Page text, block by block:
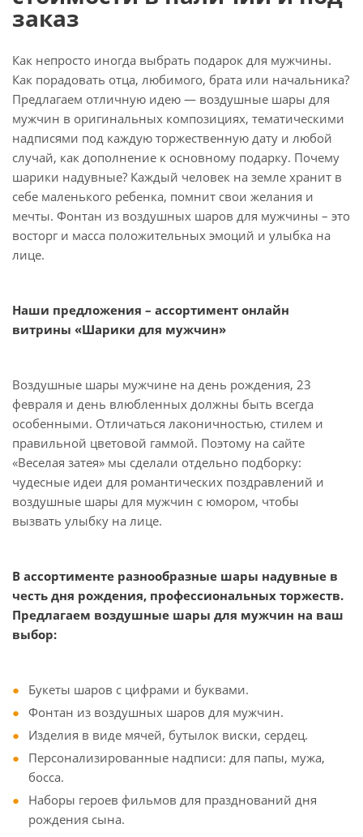
заказ
Как непросто иногда выбрать подарок для мужчины.
Как порадовать отца, любимого, брата или начальника?
Предлагаем отличную идею — воздушные шары для
мужчин в оригинальных композициях, тематическими
надписями под каждую торжественную дату и любой
случай, как дополнение к основному подарку. Почему
шарики надувные? Каждый человек на земле хранит в
себе маленького ребенка, помнит свои желания и
мечты. Фонтан из воздушных шаров для мужчины – это
восторг и масса положительных эмоций и улыбка на
лице.
Наши предложения – ассортимент онлайн
витрины «Шарики для мужчин»
Воздушные шары мужчине на день рождения, 23
февраля и день влюбленных должны быть всегда
особенными. Отличаться лаконичностью, стилем и
правильной цветовой гаммой. Поэтому на сайте
«Веселая затея» мы сделали отдельно подборку:
чудесные идеи для романтических поздравлений и
воздушные шары для мужчин с юмором, чтобы
вызвать улыбку на лице.
В ассортименте разнообразные шары надувные в
честь дня рождения, профессиональных торжеств.
Предлагаем воздушные шары для мужчин на ваш
выбор:
Букеты шаров с цифрами и буквами.
Фонтан из воздушных шаров для мужчин.
Изделия в виде мячей, бутылок виски, сердец.
Персонализированные надписи: для папы, мужа,
босса.
Наборы героев фильмов для празднований дня
рождения сына.